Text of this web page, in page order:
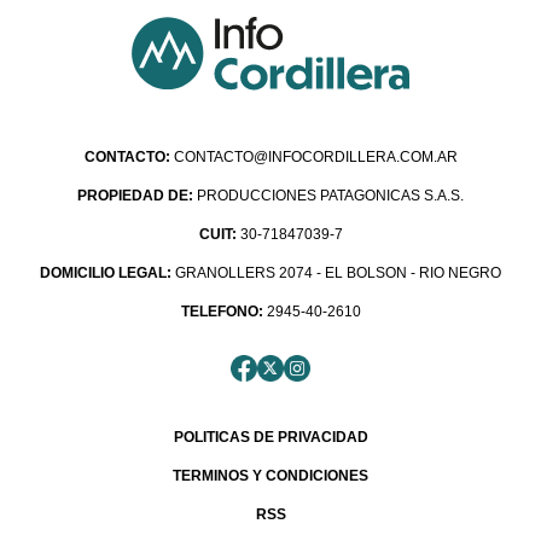
CONTACTO: CONTACTO@INFOCORDILLERA.COM.AR
PROPIEDAD DE: PRODUCCIONES PATAGONICAS S.A.S.
CUIT: 30-71847039-7
DOMICILIO LEGAL: GRANOLLERS 2074 - EL BOLSON - RIO NEGRO
TELEFONO: 2945-40-2610
POLITICAS DE PRIVACIDAD
TERMINOS Y CONDICIONES
RSS